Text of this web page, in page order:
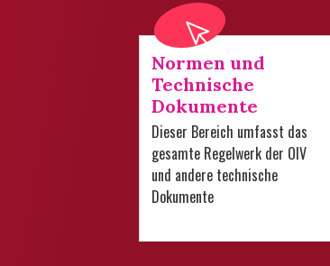
Normen und
Technische
Dokumente
Dieser Bereich umfasst das
gesamte Regelwerk der OIV
und andere technische
Dokumente